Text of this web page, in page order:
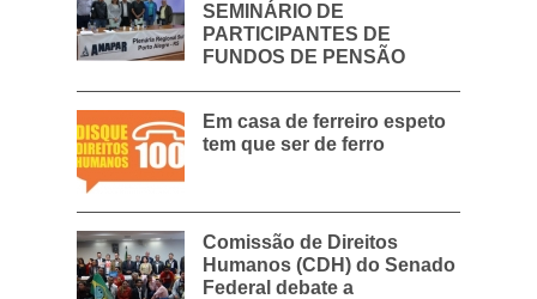
SEMINÁRIO DE
PARTICIPANTES DE
FUNDOS DE PENSÃO
Em casa de ferreiro espeto
tem que ser de ferro
Comissão de Direitos
Humanos (CDH) do Senado
Federal debate a